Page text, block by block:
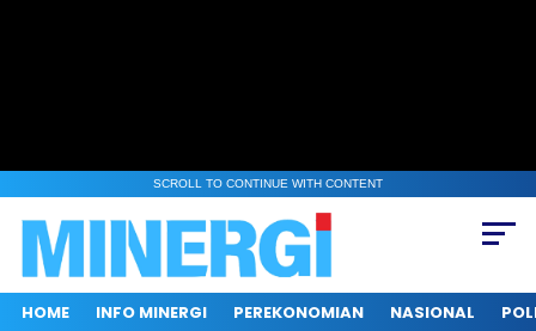
SCROLL TO CONTINUE WITH CONTENT
HOME INFO MINERGI PEREKONOMIAN NASIONAL